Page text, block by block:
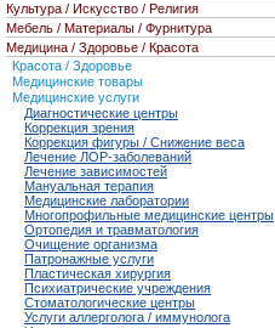
Культура / Искусство / Религия
Мебель / Материалы / Фурнитура
Медицина / Здоровье / Красота
Красота / Здоровье
Медицинские товары
Медицинские услуги
Диагностические центры
Коррекция зрения
Коррекция фигуры / Снижение веса
Лечение ЛОР-заболеваний
Лечение зависимостей
Мануальная терапия
Медицинские лаборатории
Многопрофильные медицинские центры
Ортопедия и травматология
Очищение организма
Патронажные услуги
Пластическая хирургия
Психиатрические учреждения
Стоматологические центры
Услуги аллерголога / иммунолога